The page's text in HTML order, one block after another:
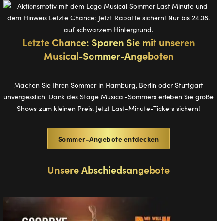
Letzte Chance: Sparen Sie mit unseren
Musical-Sommer-Angeboten
Machen Sie Ihren Sommer in Hamburg, Berlin oder Stuttgart
unvergesslich. Dank des Stage Musical-Sommers erleben Sie große
Shows zum kleinen Preis. Jetzt Last-Minute-Tickets sichern!
Sommer-Angebote entdecken
Unsere Abschiedsangebote